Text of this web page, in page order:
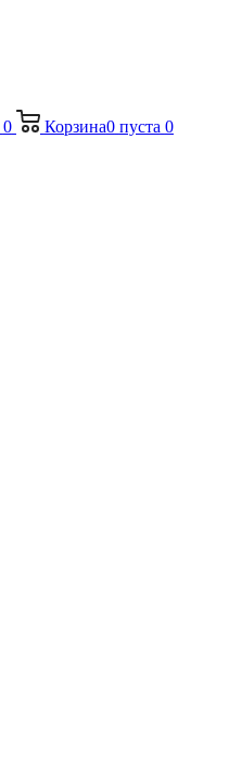
0 Корзина0 пуста 0